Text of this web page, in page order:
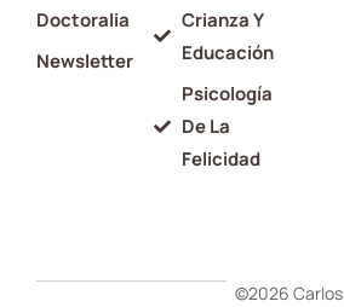
Doctoralia
Newsletter
Crianza Y
Educación
Psicología
De La
Felicidad
©2026 Carlos